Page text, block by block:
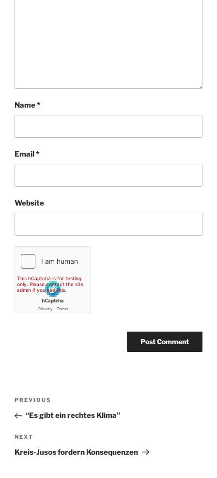
Name*
Email*
Website
Previous
Post
PREVIOUS
“Es gibt ein rechtes Klima”
Next
Post
NEXT
Kreis-Jusos fordern Konsequenzen